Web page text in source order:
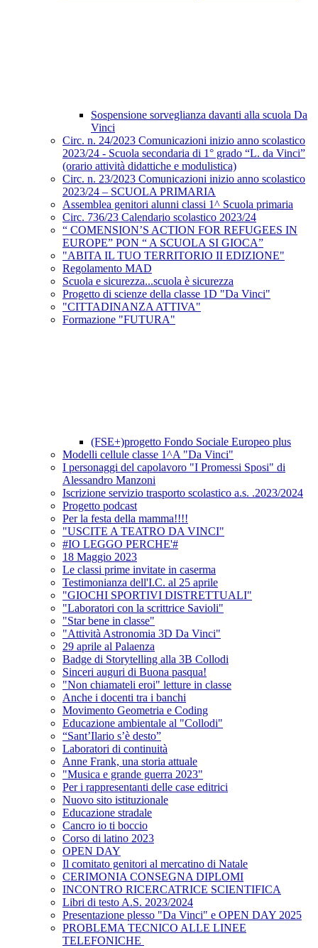
Sospensione sorveglianza davanti alla scuola Da
Vinci
Circ. n. 24/2023 Comunicazioni inizio anno scolastico
2023/24 - Scuola secondaria di 1° grado “L. da Vinci”
(orario attività didattiche e modulistica)
Circ. n. 23/2023 Comunicazioni inizio anno scolastico
2023/24 – SCUOLA PRIMARIA
Assemblea genitori alunni classi 1^ Scuola primaria
Circ. 736/23 Calendario scolastico 2023/24
“ COMENSION’S ACTION FOR REFUGEES IN
EUROPE” PON “ A SCUOLA SI GIOCA”
"ABITA IL TUO TERRITORIO II EDIZIONE"
Regolamento MAD
Scuola e sicurezza...scuola è sicurezza
Progetto di scienze della classe 1D "Da Vinci"
"CITTADINANZA ATTIVA"
Formazione "FUTURA"
(FSE+)progetto Fondo Sociale Europeo plus
Modelli cellule classe 1^A "Da Vinci"
I personaggi del capolavoro "I Promessi Sposi" di
Alessandro Manzoni
Iscrizione servizio trasporto scolastico a.s. .2023/2024
Progetto podcast
Per la festa della mamma!!!!
"USCITE A TEATRO DA VINCI"
#IO LEGGO PERCHE'#
18 Maggio 2023
Le classi prime invitate in caserma
Testimonianza dell'I.C. al 25 aprile
"GIOCHI SPORTIVI DISTRETTUALI"
"Laboratori con la scrittrice Savioli"
"Star bene in classe"
"Attività Astronomia 3D Da Vinci"
29 aprile al Palaenza
Badge di Storytelling alla 3B Collodi
Sinceri auguri di Buona pasqua!
"Non chiamateli eroi" letture in classe
Anche i docenti tra i banchi
Movimento Geometria e Coding
Educazione ambientale al "Collodi"
“Sant’Ilario s’è desto”
Laboratori di continuità
Anne Frank, una storia attuale
"Musica e grande guerra 2023"
Per i rappresentanti delle case editrici
Nuovo sito istituzionale
Educazione stradale
Cancro io ti boccio
Corso di latino 2023
OPEN DAY
Il comitato genitori al mercatino di Natale
CERIMONIA CONSEGNA DIPLOMI
INCONTRO RICERCATRICE SCIENTIFICA
Libri di testo A.S. 2023/2024
Presentazione plesso "Da Vinci" e OPEN DAY 2025
PROBLEMA TECNICO ALLE LINEE
TELEFONICHE